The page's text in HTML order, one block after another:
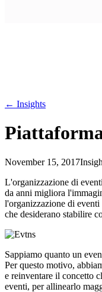
← Insights
November 15, 2017
L'organizzazione di
da anni migliora
l'organizzazione di
che desiderano stabilire
Sappiamo quanto un
Per questo motivo,
e reinventare il concetto
eventi, per allinearlo